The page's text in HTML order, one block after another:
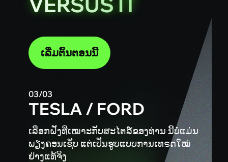
01/03
ເຂົ້າຮ່ວມຮູບແບບການເທຣດໃໝ່ ກັບຄູ່ເທຣດ
ເຊັ່ນ BTC vs. Gold, Pepsi vs. Cola, Tesla
vs. Ford